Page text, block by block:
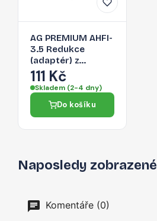
AG PREMIUM AHFI-
3.5 Redukce
(adaptér) z
Lightning na 3,5
Jack, bílá
111 Kč
Skladem (2-4 dny)
Do košíku
Naposledy zobrazené
Komentáře (0)